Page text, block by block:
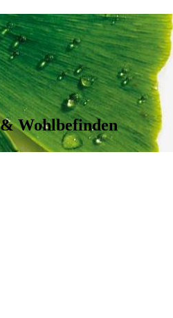
Wohlbefinden